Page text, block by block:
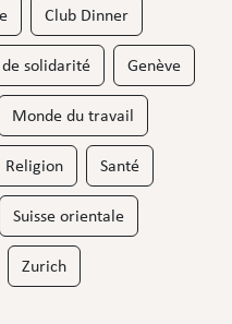
Club Dinner
de solidarité Genève
Monde du travail
Religion Santé
Suisse orientale
Zurich